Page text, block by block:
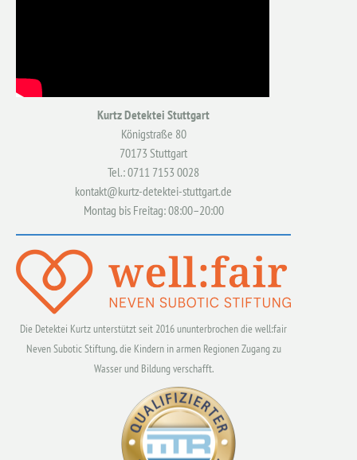
Kurtz Detektei Stuttgart
Königstraße 80
70173 Stuttgart
Tel.: 0711 7153 0028
kontakt@kurtz-detektei-stuttgart.de
Montag bis Freitag: 08:00–20:00
Die Detektei Kurtz unterstützt seit 2016 ununterbrochen die well:fair
Neven Subotic Stiftung, die Kindern in armen Regionen Zugang zu
Wasser und Bildung verschafft.